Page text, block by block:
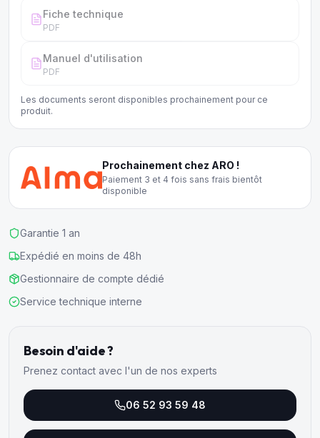
Fiche technique
PDF
Manuel d'utilisation
PDF
Les documents seront disponibles prochainement pour ce
produit.
Prochainement chez ARO !
Paiement 3 et 4 fois sans frais bientôt
disponible
Garantie 1 an
Expédié en moins de 48h
Gestionnaire de compte dédié
Service technique interne
Besoin d'aide ?
Prenez contact avec l'un de nos experts
06 52 93 59 48